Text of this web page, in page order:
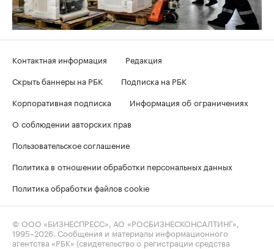
Контактная информация
Редакция
Скрыть баннеры на РБК
Подписка на РБК
Корпоративная подписка
Информация об ограничениях
О соблюдении авторских прав
Пользовательское соглашение
Политика в отношении обработки персональных данных
Политика обработки файлов cookie
© ООО «БИЗНЕСПРЕСС», АО «РОСБИЗНЕСКОНСАЛТИНГ»,
1995–2026 . Сообщения и материалы информационного
агентства «РБК» (свидетельство о регистрации средства